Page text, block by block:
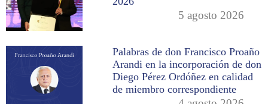
5 agosto 2026
Palabras de don Francisco Proaño
Arandi en la incorporación de don
Diego Pérez Ordóñez en calidad
de miembro correspondiente